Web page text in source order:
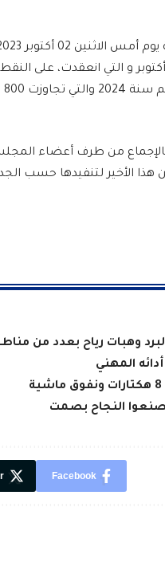
و التي انعقدت، على
الإجتماع على مصادقة مشروع ميزانية 2024
الأخير لتنفيدها حسب
وهبات رياح بعدد من
المهني
صنعوا النجاح بصمت
Facebook